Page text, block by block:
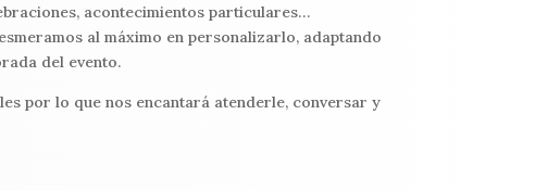
acontecimientos particulares…
al máximo en personalizarlo, adaptando
del evento.
por lo que nos encantará atenderle, conversar y